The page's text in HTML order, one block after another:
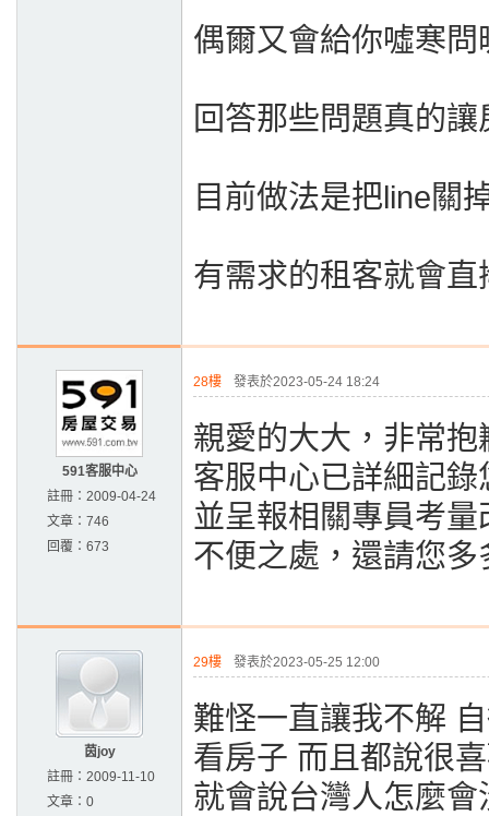
偶爾又會給你噓寒問
回答那些問題真的
目前做法是把line關
有需求的租客就會直
591客服中心
註冊： 2009-04-24
文章： 746
回覆： 673
28樓 發表於2023-05-24 18:24
親愛的大大，非常
客服中心已詳細記錄
並呈報相關專員考量
不便之處，還請您多
茵joy
註冊： 2009-11-10
文章： 0
29樓 發表於2023-05-25 12:00
難怪一直讓我不解
看房子 而且都說很
就會說台灣人怎麼